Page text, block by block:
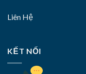
Liên Hệ
KẾT NỐI